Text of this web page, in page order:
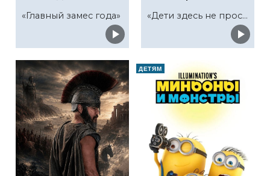
«Главный замес года» «Дети здесь не просто так»
ДЕТЯМ